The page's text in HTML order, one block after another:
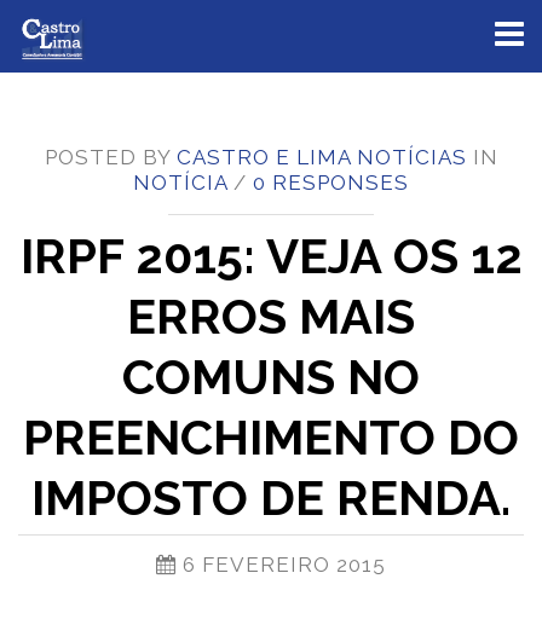
POSTED BY CASTRO E LIMA NOTÍCIAS IN
NOTÍCIA / 0 RESPONSES
IRPF 2015: VEJA OS 12
ERROS MAIS
COMUNS NO
PREENCHIMENTO DO
IMPOSTO DE RENDA.
6 FEVEREIRO 2015